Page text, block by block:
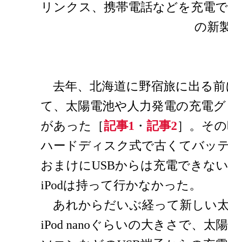
リンクス、携帯電話などを充電
の新
去年、北海道に野宿旅に出る
て、太陽電池や人力発電の充電
があった［記事1 ・ 記事2］。そ
ハードディスク式で古くてバッ
おまけにUSBからは充電できな
iPodは持って行かなかった。
あれからだいぶ経って新しい
iPod nanoぐらいの大きさで、太